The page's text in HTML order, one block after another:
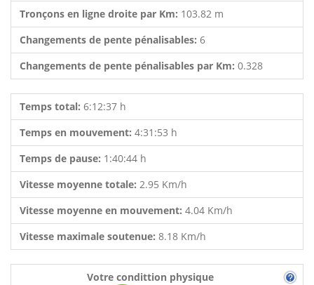
Tronçons en ligne droite par Km: 103.82 m
Changements de pente pénalisables: 6
Changements de pente pénalisables par Km: 0.328
Temps total: 6:12:37 h
Temps en mouvement: 4:31:53 h
Temps de pause: 1:40:44 h
Vitesse moyenne totale: 2.95 Km/h
Vitesse moyenne en mouvement: 4.04 Km/h
Vitesse maximale soutenue: 8.18 Km/h
Votre condittion physique